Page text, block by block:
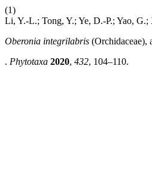
(1)
Li, Y.-L.; Tong, Y.; Ye, D.-P.; Yao, G.;
Oberonia integrilabris (Orchidaceae),
. Phytotaxa 2020, 432, 104–110.